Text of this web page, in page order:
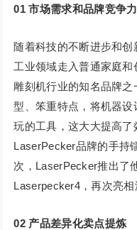
01 市场需求和品牌竞争力
随着科技的不断进步和
工业领域走入普通家庭
雕刻机行业的知名品牌
型、笨重特点，将机器
玩的工具，这大大提高了
LaserPecker品牌的手持
次，LaserPecker推出
Laserpecker4，再次亮相
02 产品差异化卖点提炼